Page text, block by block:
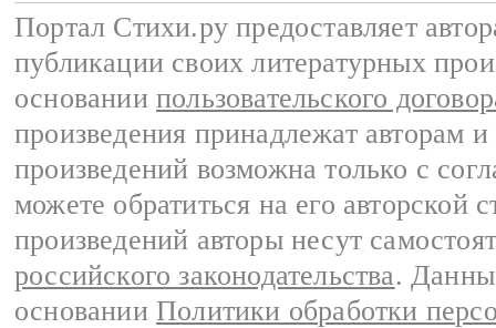
Портал Стихи.ру предоставляет
публикации своих литературных
основании пользовательского
произведения принадлежат авторам
произведений возможна только с
можете обратиться на его авторской
произведений авторы несут
российского законодательства.
основании Политики обработки